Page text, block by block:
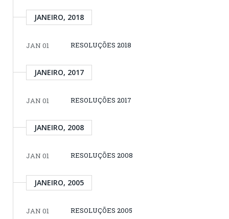
JANEIRO, 2018
JAN 01 RESOLUÇÕES 2018
JANEIRO, 2017
JAN 01 RESOLUÇÕES 2017
JANEIRO, 2008
JAN 01 RESOLUÇÕES 2008
JANEIRO, 2005
JAN 01 RESOLUÇÕES 2005